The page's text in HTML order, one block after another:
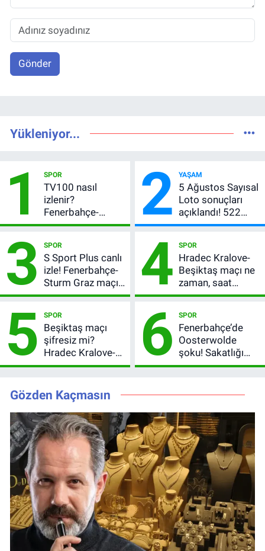
Gönder
Yükleniyor...
1 SPOR
TV100 nasıl
izlenir?
Fenerbahçe-
Sturm Graz maçı
bilgileri
2 YAŞAM
5 Ağustos Sayısal
Loto sonuçları
açıklandı! 522
milyon TL devretti
3 SPOR
S Sport Plus canlı
izle! Fenerbahçe-
Sturm Graz maçı
nasıl izlenir?
4 SPOR
Hradec Kralove-
Beşiktaş maçı ne
zaman, saat
kaçta? Şifresiz
3. Ön Eleme Turu
5 SPOR
Beşiktaş maçı
şifresiz mi?
Hradec Kralove-
Beşiktaş hangi
kaçta?
6 SPOR
Fenerbahçe’de
Oosterwolde
şoku! Sakatlığı
ciddi mi, kaç hafta
Gözden Kaçmasın